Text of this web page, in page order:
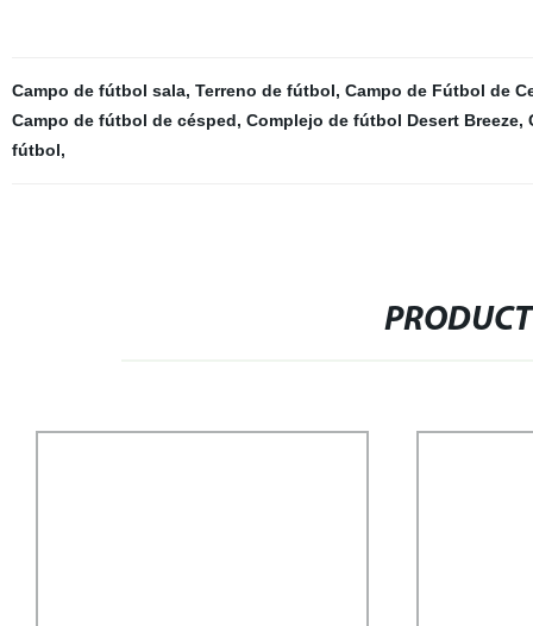
Campo de fútbol sala, Terreno de fútbol, Campo de Fútbol de
Campo de fútbol de césped, Complejo de fútbol Desert Breeze,
fútbol,